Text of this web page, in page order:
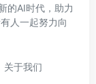
的AI时代，助力
人一起努力向
关于我们